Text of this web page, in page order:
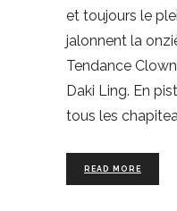
et toujours le
jalonnent la
Tendance
Daki Ling. En
tous les
READ MORE